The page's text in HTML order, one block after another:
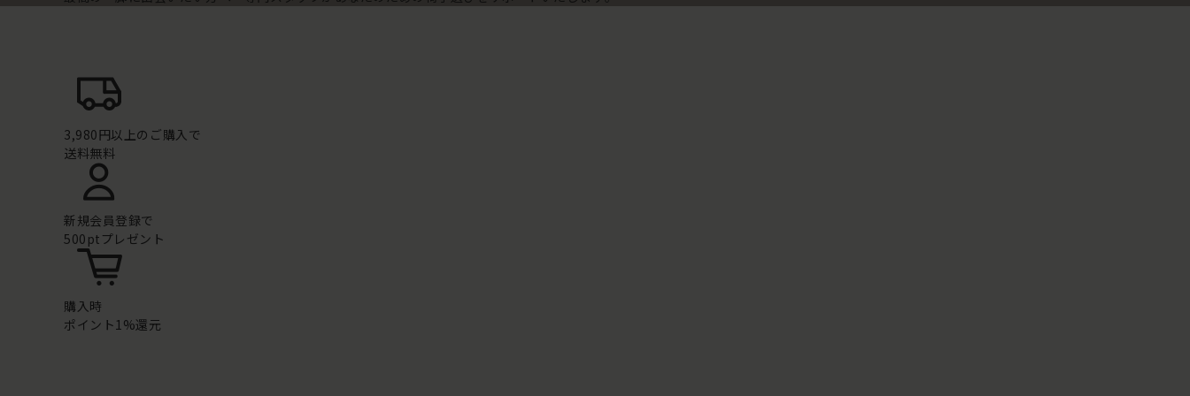
3,980円以上のご購入で
送料無料
新規会員登録で
500ptプレゼント
購入時
ポイント1%還元